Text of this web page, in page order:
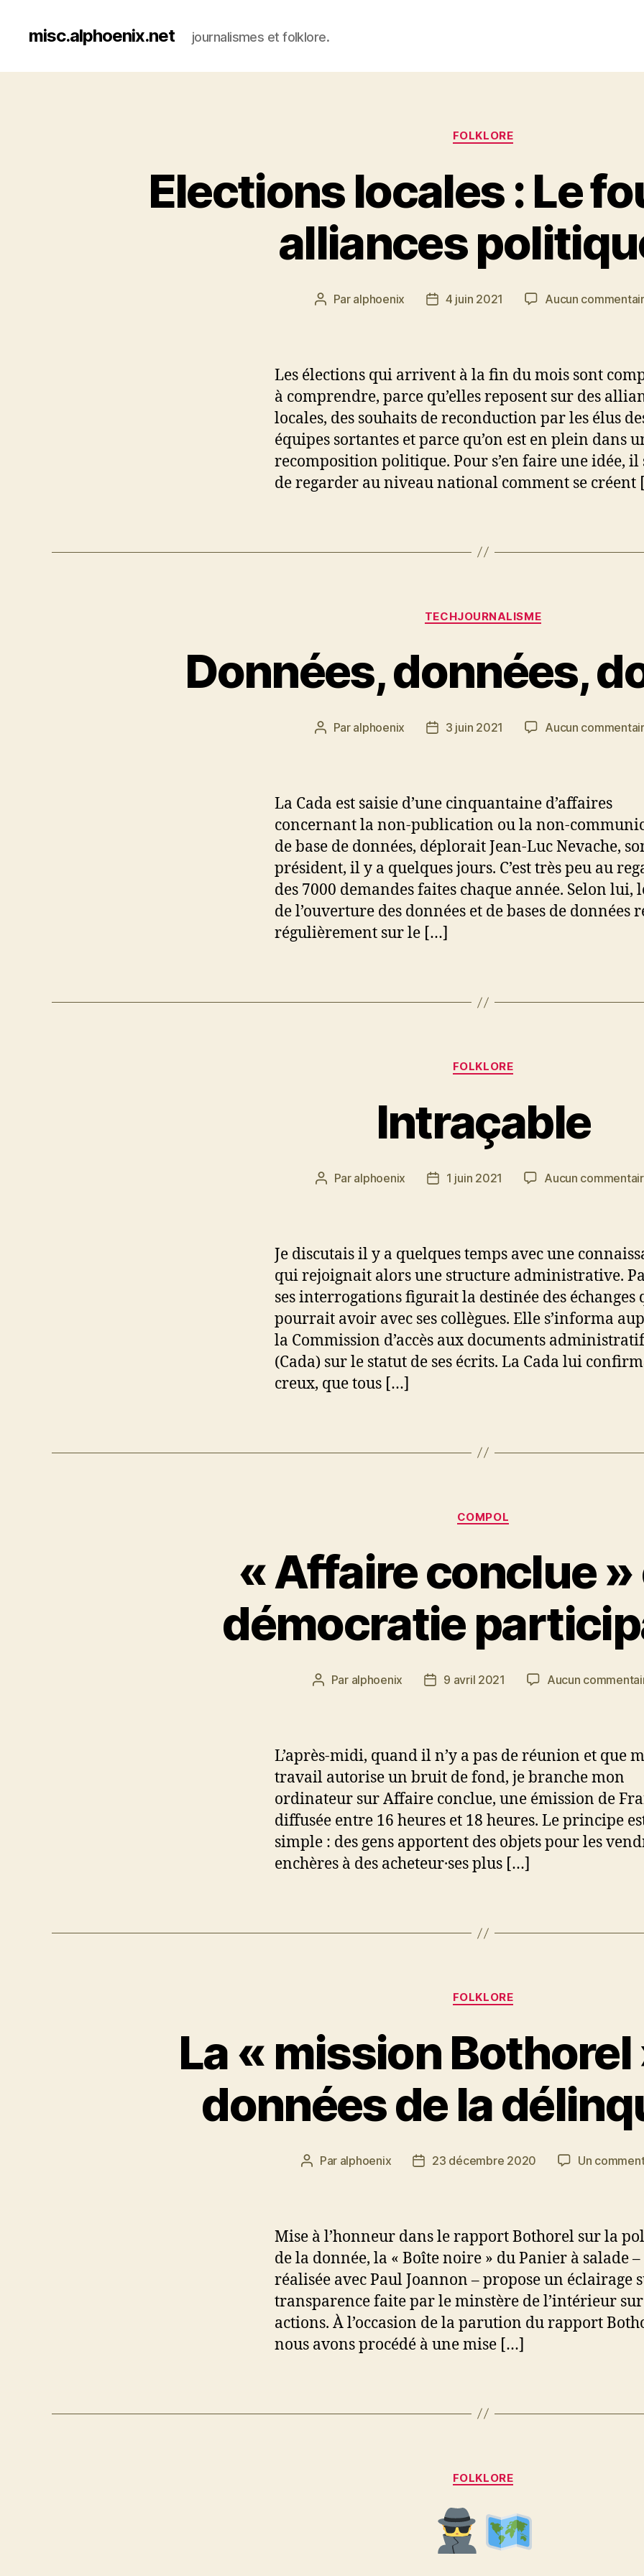
misc.alphoenix.net journalismes et folklore.
Catégories
FOLKLORE
Elections locales : Le
alliances
Auteur
Par alphoenix
Date4 juin 2021 Aucun
Les élections qui arrivent à la fin du mois sont
à comprendre, parce qu’elles reposent sur des
locales, des souhaits de reconduction par les élus
équipes sortantes et parce qu’on est en plein dans
recomposition politique. Pour s’en faire une idée,
de regarder au niveau national comment se créent
Catégories
TECHJOURNALISME
Données, données,
Auteur
Par alphoenix
Date3 juin 2021 Aucun
La Cada est saisie d’une cinquantaine d’affaires
concernant la non-publication ou la non-
de base de données, déplorait Jean-Luc Nevache,
président, il y a quelques jours. C’est très peu au
des 7000 demandes faites chaque année. Selon lui,
de l’ouverture des données et de bases de données
régulièrement sur le […]
Catégories
FOLKLORE
Intraçable
Auteur
Par alphoenix
Date1 juin 2021 Aucun
Je discutais il y a quelques temps avec une
qui rejoignait alors une structure administrative.
ses interrogations figurait la destinée des échanges
pourrait avoir avec ses collègues. Elle s’informa
la Commission d’accès aux documents
(Cada) sur le statut de ses écrits. La Cada lui
creux, que tous […]
Catégories
COMPOL
« Affaire conclue »
démocratie
Auteur
Par alphoenix
Date9 avril 2021 Aucun
L’après-midi, quand il n’y a pas de réunion et que
travail autorise un bruit de fond, je branche mon
ordinateur sur Affaire conclue, une émission de
diffusée entre 16 heures et 18 heures. Le principe
simple : des gens apportent des objets pour les
enchères à des acheteur·ses plus […]
Catégories
FOLKLORE
La « mission Bothorel
données de la
Auteur
Par alphoenix
Date23 décembre 2020 Un
Mise à l’honneur dans le rapport Bothorel sur la
de la donnée, la « Boîte noire » du Panier à salade –
réalisée avec Paul Joannon – propose un éclairage
transparence faite par le minstère de l’intérieur sur
actions. À l’occasion de la parution du rapport
nous avons procédé à une mise […]
Catégories
FOLKLORE